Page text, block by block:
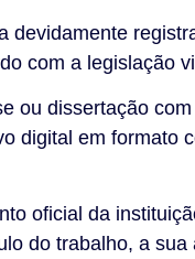
devidamente
com a legislação
ou dissertação
digital em formato
oficial da
do trabalho, a